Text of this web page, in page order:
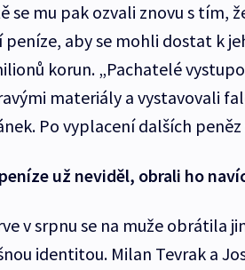
se mu pak ozvali znovu s tím,
peníze, aby se mohli dostat k
korun. „Pachatelé
materiály a vystavovali
Po vyplacení dalších
už neviděl, obrali ho
v srpnu se na muže obrátila
identitou. Milan Tevrak a